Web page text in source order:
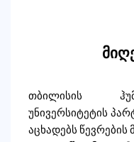
თბილისის
უნივერსიტეტის
აცხადებს წევრების